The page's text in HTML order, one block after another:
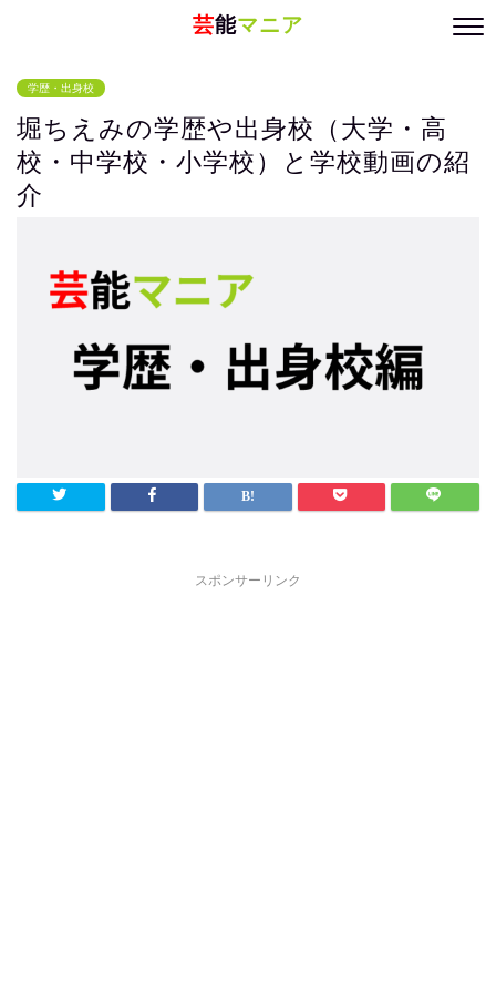
芸能マニア
学歴・出身校
堀ちえみの学歴や出身校（大学・高
校・中学校・小学校）と学校動画の紹
介
スポンサーリンク